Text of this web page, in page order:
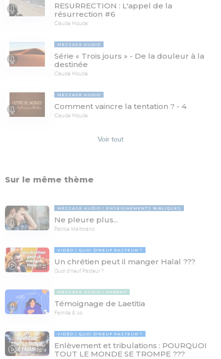
RESURRECTION : L'appel de la
résurrection #6
Claude Houde
MESSAGE AUDIO
Série « Trois jours » - De la douleur à la
destinée
Claude Houde
MESSAGE AUDIO
Comment vaincre la tentation ? - 4
Claude Houde
Voir tout
Sur le même thème
MESSAGE AUDIO ENSEIGNEMENTS BIBLIQUES
Ne pleure plus...
Patrice Martorano
17:21
VIDÉO QUOI D'NEUF PASTEUR ?
Un chrétien peut il manger Halal ???
Quoi d'neuf Pasteur ?
MESSAGE AUDIO PARENT
Témoignage de Laetitia
Famille & co
78:19
VIDÉO QUOI D'NEUF PASTEUR ?
Enlèvement et tribulations : POURQUOI
TOUT LE MONDE SE TROMPE ???